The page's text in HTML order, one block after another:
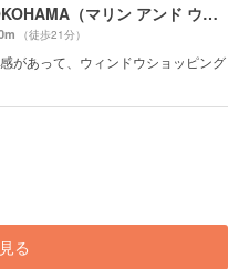
MARINE＆WALK YOKOHAMA（マリン アンド ウォーク ヨコハマ）
（徒歩21分）
があって、ウィンドウショッピング
る